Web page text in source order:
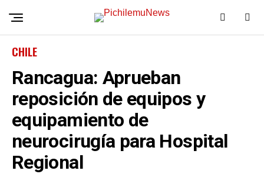
CHILE
Rancagua: Aprueban
reposición de equipos y
equipamiento de
neurocirugía para Hospital
Regional